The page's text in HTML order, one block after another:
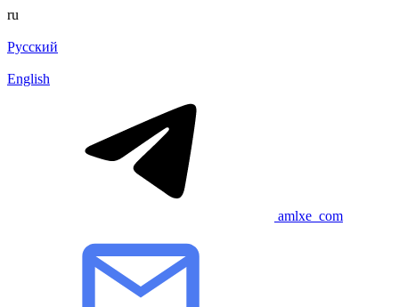
ru
Русский
English
amlxe_com